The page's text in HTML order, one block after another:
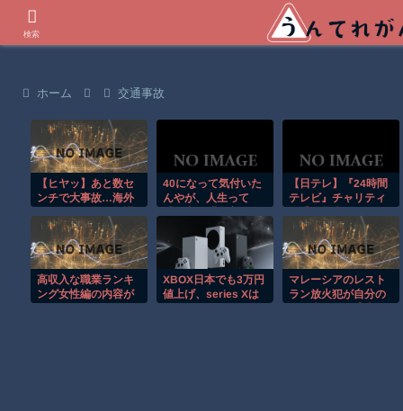
ホーム 交通事故
【ヒヤッ】あと数セ
ンチで大事故…海外
すぎる走りがレベチ
ｗ
40になって気付いた
んやが、人生って
車」「配偶者」「子
供」を揃えるゲーム
なん？
【日テレ】『24時間
テレビ』チャリティ
万円の義援金拠出を
決定 今年の総合司会
は熊本出身の内村光
良
高収入な職業ランキ
ング女性編の内容が
XBOX日本でも3万円
値上げ、series Xは
マレーシアのレスト
ラン放火犯が自分の
検索